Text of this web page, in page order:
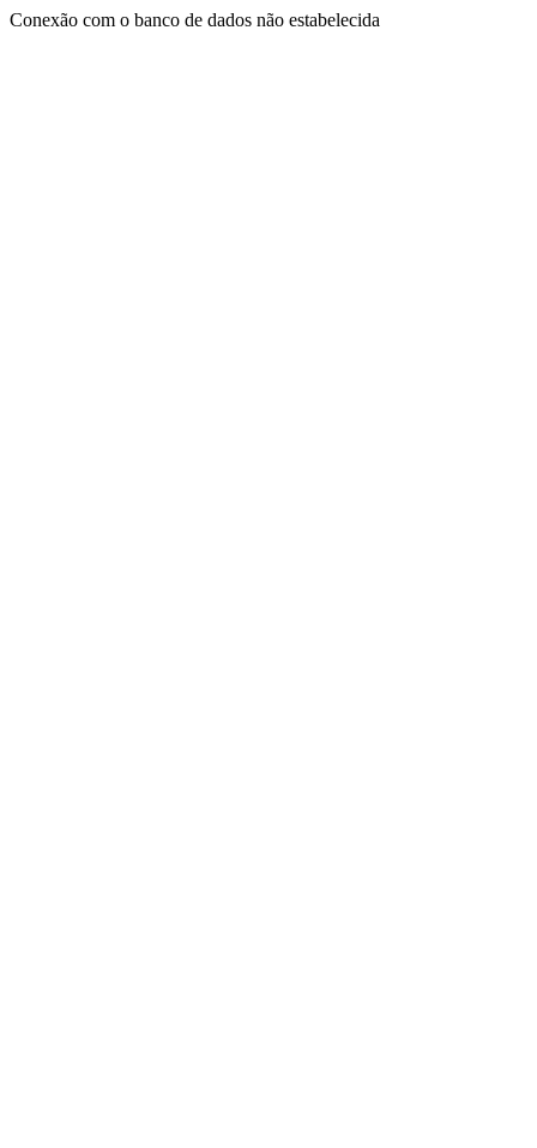
Conexão com o banco de dados não estabelecida